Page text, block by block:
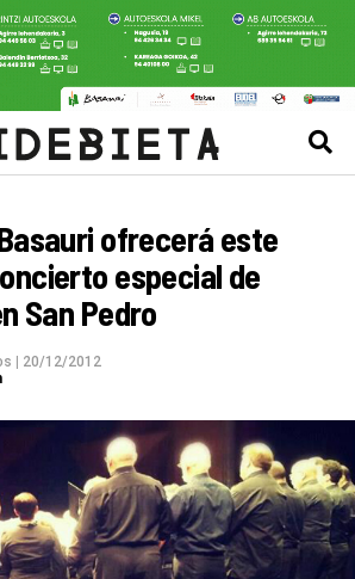
ofrecerá este
especial de
San Pedro
20/12/2012